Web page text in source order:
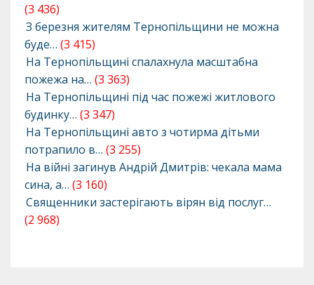
(3 436)
З березня жителям Тернопільщини не можна
буде… (3 415)
На Тернопільщині спалахнула масштабна
пожежа на… (3 363)
На Тернопільщині під час пожежі житлового
будинку… (3 347)
На Тернопільщині авто з чотирма дітьми
потрапило в… (3 255)
На війні загинув Андрій Дмитрів: чекала мама
сина, а… (3 160)
Священники застерігають вірян від послуг…
(2 968)